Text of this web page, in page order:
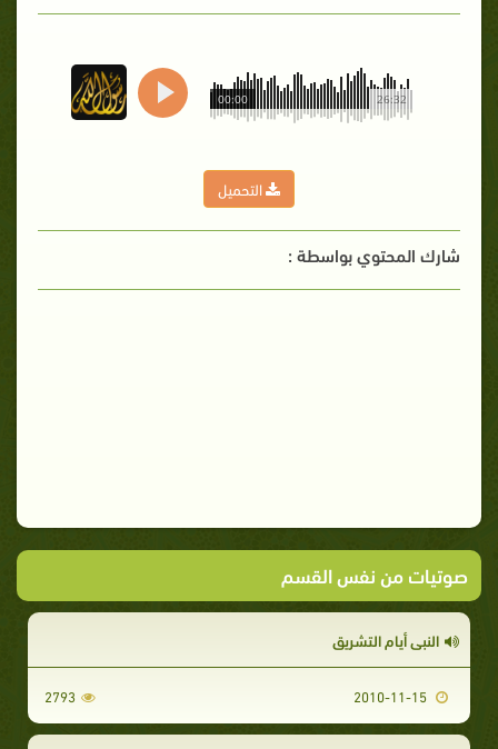
26:32
00:00
التحميل
شارك المحتوي بواسطة :
صوتيات من نفس القسم
النبي أيام التشريق
2793